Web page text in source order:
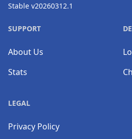
Stable v20260312.1
SUPPORT
About Us
Stats
LEGAL
Privacy Policy